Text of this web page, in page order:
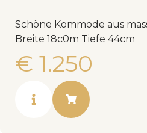
Schöne Kommode aus
€ 1.250